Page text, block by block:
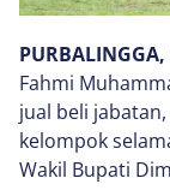
Fahmi
jual beli
kelompok
Wakil Bupati